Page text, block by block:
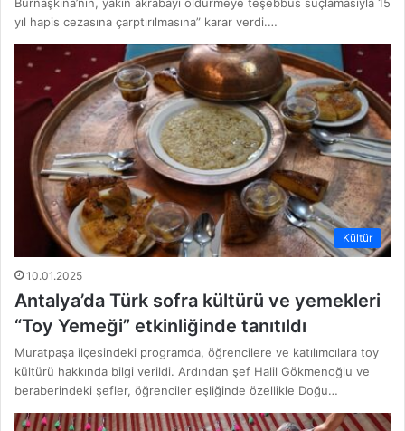
Burnaşkina’nın, yakın akrabayı öldürmeye teşebbüs suçlamasıyla 15
yıl hapis cezasına çarptırılmasına” karar verdi.…
Kültür
10.01.2025
Antalya’da Türk sofra kültürü ve yemekleri
“Toy Yemeği” etkinliğinde tanıtıldı
Muratpaşa ilçesindeki programda, öğrencilere ve katılımcılara toy
kültürü hakkında bilgi verildi. Ardından şef Halil Gökmenoğlu ve
beraberindeki şefler, öğrenciler eşliğinde özellikle Doğu…